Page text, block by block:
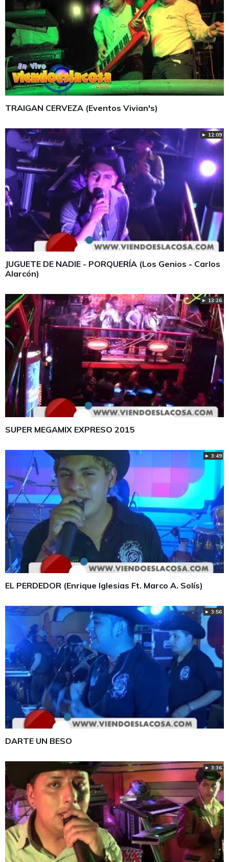
TRAIGAN CERVEZA (Eventos Vivian's)
► 12:09
JUGUETE DE NADIE - PORQUERÍA (Los Genios - Carlos
Alarcón)
► 13:26
SUPER MEGAMIX EXPRESO 2015
► 3:49
EL PERDEDOR (Enrique Iglesias Ft. Marco A. Solís)
► 3:56
DARTE UN BESO
► 3:36